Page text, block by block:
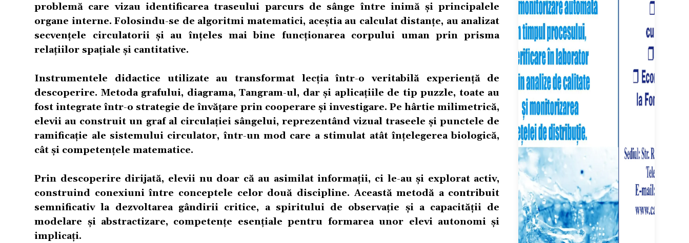
problemă care vizau identificarea traseului parcurs de sânge între inimă și principalele
organe interne. Folosindu-se de algoritmi matematici, aceștia au calculat distanțe, au analizat
secvențele circulatorii și au înțeles mai bine funcționarea corpului uman prin prisma
relațiilor spațiale și cantitative.
Instrumentele didactice utilizate au transformat lecția într-o veritabilă experiență de
descoperire. Metoda grafului, diagrama, Tangram-ul, dar și aplicațiile de tip puzzle, toate au
fost integrate într-o strategie de învățare prin cooperare și investigare. Pe hârtie milimetrică,
elevii au construit un graf al circulației sângelui, reprezentând vizual traseele și punctele de
ramificație ale sistemului circulator, într-un mod care a stimulat atât înțelegerea biologică,
cât și competențele matematice.
Prin descoperire dirijată, elevii nu doar că au asimilat informații, ci le-au și explorat activ,
construind conexiuni între conceptele celor două discipline. Această metodă a contribuit
semnificativ la dezvoltarea gândirii critice, a spiritului de observație și a capacității de
modelare și abstractizare, competențe esențiale pentru formarea unor elevi autonomi și
implicați.